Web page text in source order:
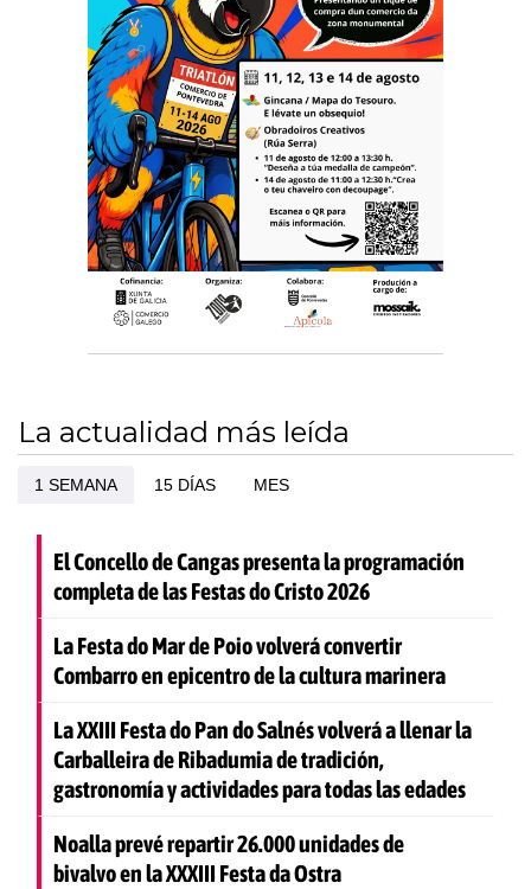
La actualidad más leída
1 SEMANA 15 DÍAS MES
El Concello de Cangas presenta la programación
completa de las Festas do Cristo 2026
La Festa do Mar de Poio volverá convertir
Combarro en epicentro de la cultura marinera
La XXIII Festa do Pan do Salnés volverá a llenar la
Carballeira de Ribadumia de tradición,
gastronomía y actividades para todas las edades
Noalla prevé repartir 26.000 unidades de
bivalvo en la XXXIII Festa da Ostra